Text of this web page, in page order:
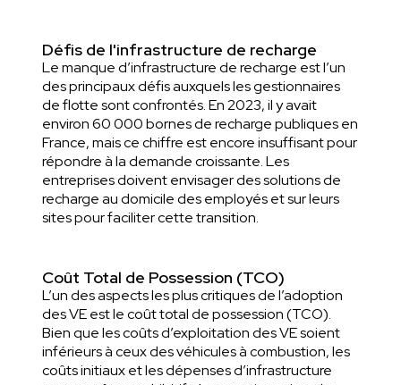
Défis de l'infrastructure de recharge
Le manque d’infrastructure de recharge est l’un
des principaux défis auxquels les gestionnaires
de flotte sont confrontés. En 2023, il y avait
environ 60 000 bornes de recharge publiques en
France, mais ce chiffre est encore insuffisant pour
répondre à la demande croissante. Les
entreprises doivent envisager des solutions de
recharge au domicile des employés et sur leurs
sites pour faciliter cette transition.
Coût Total de Possession (TCO)
L’un des aspects les plus critiques de l’adoption
des VE est le coût total de possession (TCO).
Bien que les coûts d’exploitation des VE soient
inférieurs à ceux des véhicules à combustion, les
coûts initiaux et les dépenses d’infrastructure